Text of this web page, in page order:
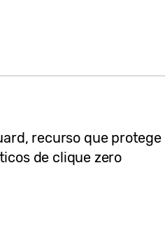
recurso que protege
de clique zero